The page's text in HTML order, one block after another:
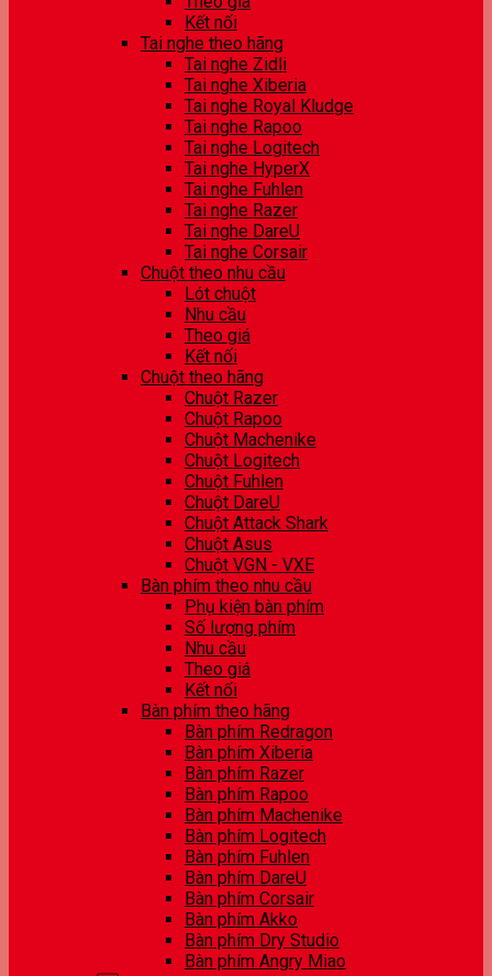
Kết nối
Tai nghe theo hãng
Tai nghe Zidli
Tai nghe Xiberia
Tai nghe Royal Kludge
Tai nghe Rapoo
Tai nghe Logitech
Tai nghe HyperX
Tai nghe Fuhlen
Tai nghe Razer
Tai nghe DareU
Tai nghe Corsair
Chuột theo nhu cầu
Lót chuột
Nhu cầu
Theo giá
Kết nối
Chuột theo hãng
Chuột Razer
Chuột Rapoo
Chuột Machenike
Chuột Logitech
Chuột Fuhlen
Chuột DareU
Chuột Attack Shark
Chuột Asus
Chuột VGN - VXE
Bàn phím theo nhu cầu
Phụ kiện bàn phím
Số lượng phím
Nhu cầu
Theo giá
Kết nối
Bàn phím theo hãng
Bàn phím Redragon
Bàn phím Xiberia
Bàn phím Razer
Bàn phím Rapoo
Bàn phím Machenike
Bàn phím Logitech
Bàn phím Fuhlen
Bàn phím DareU
Bàn phím Corsair
Bàn phím Akko
Bàn phím Dry Studio
Bàn phím Angry Miao